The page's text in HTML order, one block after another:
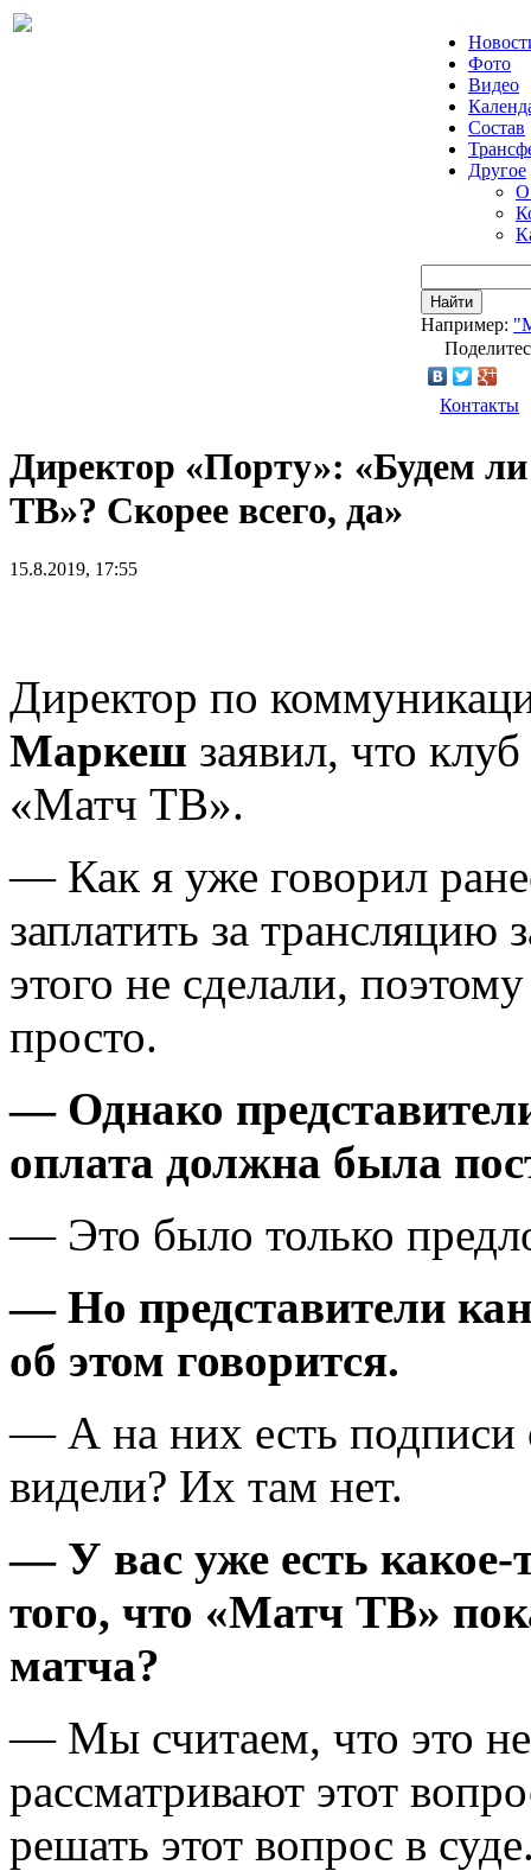
Фото
Видео
Состав
Другое
О
Найти
Например:
Контакты
Директор «Порту»: «Будем
ТВ»? Скорее всего, да»
15.8.2019, 17:55
Директор по
Маркеш заявил, что
«Матч ТВ».
— Как я уже говорил
заплатить за трансляцию
этого не сделали,
просто.
— Однако
оплата должна была
— Это было только
— Но представители
об этом говорится.
— А на них есть
видели? Их там нет.
— У вас уже есть какое-
того, что «Матч ТВ»
матча?
— Мы считаем, что это
рассматривают этот
решать этот вопрос в